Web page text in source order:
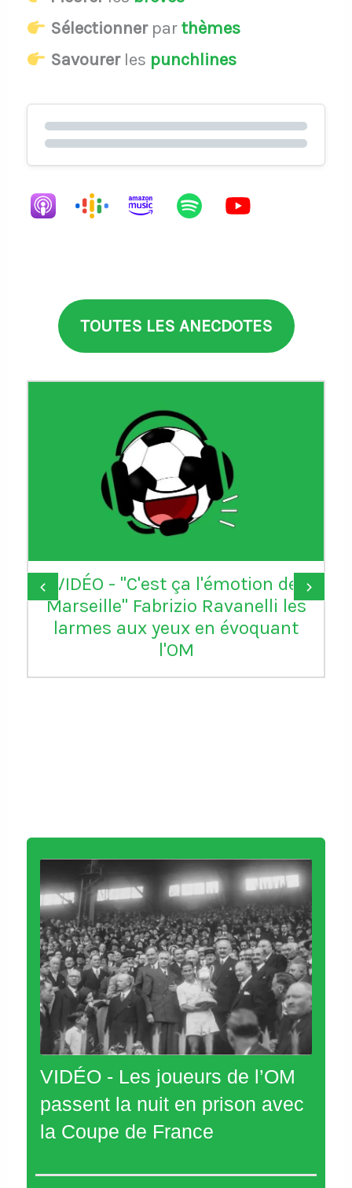
Sélectionnerparthèmes
Savourerles punchlines
TOUTES LES ANECDOTES
VIDÉO - "C'est ça l'émotion de
Marseille" Fabrizio Ravanelli les
larmes aux yeux en évoquant
l'OM
‹ ›
VIDÉO - Les joueurs de l’OM
passent la nuit en prison avec
la Coupe de France